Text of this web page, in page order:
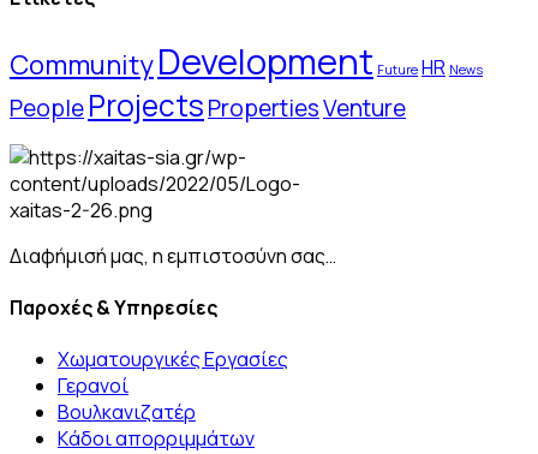
CommunityDevelopment Future HR News
PeopleProjectsPropertiesVenture
Διαφήμισή μας, η εμπιστοσύνη σας…
Παροχές & Υπηρεσίες
Χωματουργικές Εργασίες
Γερανοί
Βουλκανιζατέρ
Kάδοι απορριμμάτων